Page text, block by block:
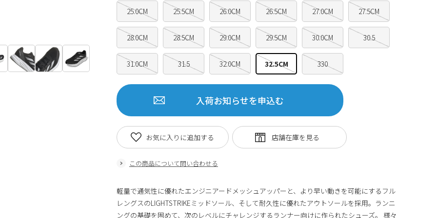
25.0CM 25.5CM 26.0CM 26.5CM 27.0CM 27.5CM
28.0CM 28.5CM 29.0CM 29.5CM 30.0CM 30.5
31.0CM 31.5 32.0CM 32.5CM 330
入荷お知らせを申込む
この商品について問い合わせる
お気に入りに追加する
軽量で通気性に優れたエンジニアードメッシュアッパーと、より早い動きを可能にするフル
レングスのLIGHTSTRIKEミッドソール、そして耐久性に優れたアウトソールを採用。ランニ
ングの基礎を固めて、次のレベルにチャレンジするランナー向けに作られたシューズ。 様々